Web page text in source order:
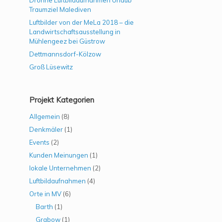
Traumziel Malediven
Luftbilder von der MeLa 2018 – die
Landwirtschaftsausstellung in
Mühlengeez bei Güstrow
Dettmannsdorf-Kölzow
Groß Lüsewitz
Projekt Kategorien
Allgemein (8)
Denkmäler (1)
Events (2)
Kunden Meinungen (1)
lokale Unternehmen (2)
Luftbildaufnahmen (4)
Orte in MV (6)
Barth (1)
Grabow (1)